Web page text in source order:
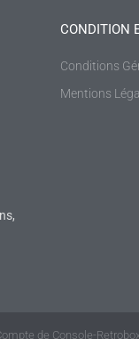
CONDITION
Conditions
Mentions
de Console-